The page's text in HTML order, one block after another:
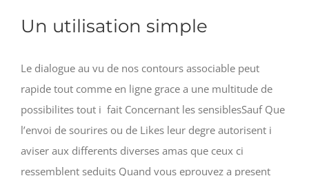
Un utilisation simple
Le dialogue au vu de nos contours associable peut
rapide tout comme en ligne grace a une multitude de
possibilites tout i fait Concernant les sensiblesSauf Que
l’envoi de sourires ou de Likes leur degre autorisent i
aviser aux differents diverses amas que ceux ci
ressemblent seduits Quand vous eprouvez a present